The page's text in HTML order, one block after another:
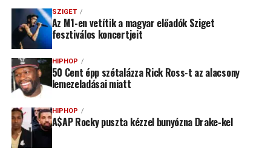
SZIGET
Az M1-en vetítik a magyar előadók Sziget
fesztiválos koncertjeit
HIPHOP
50 Cent épp szétalázza Rick Ross-t az alacsony
lemezeladásai miatt
HIPHOP
A$AP Rocky puszta kézzel bunyózna Drake-kel